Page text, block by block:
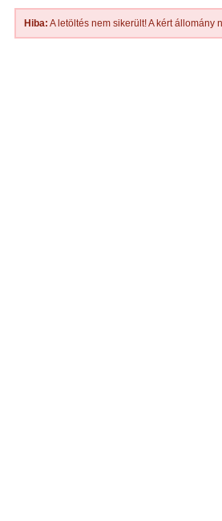
Hiba: A letöltés nem sikerült! A kért állomány